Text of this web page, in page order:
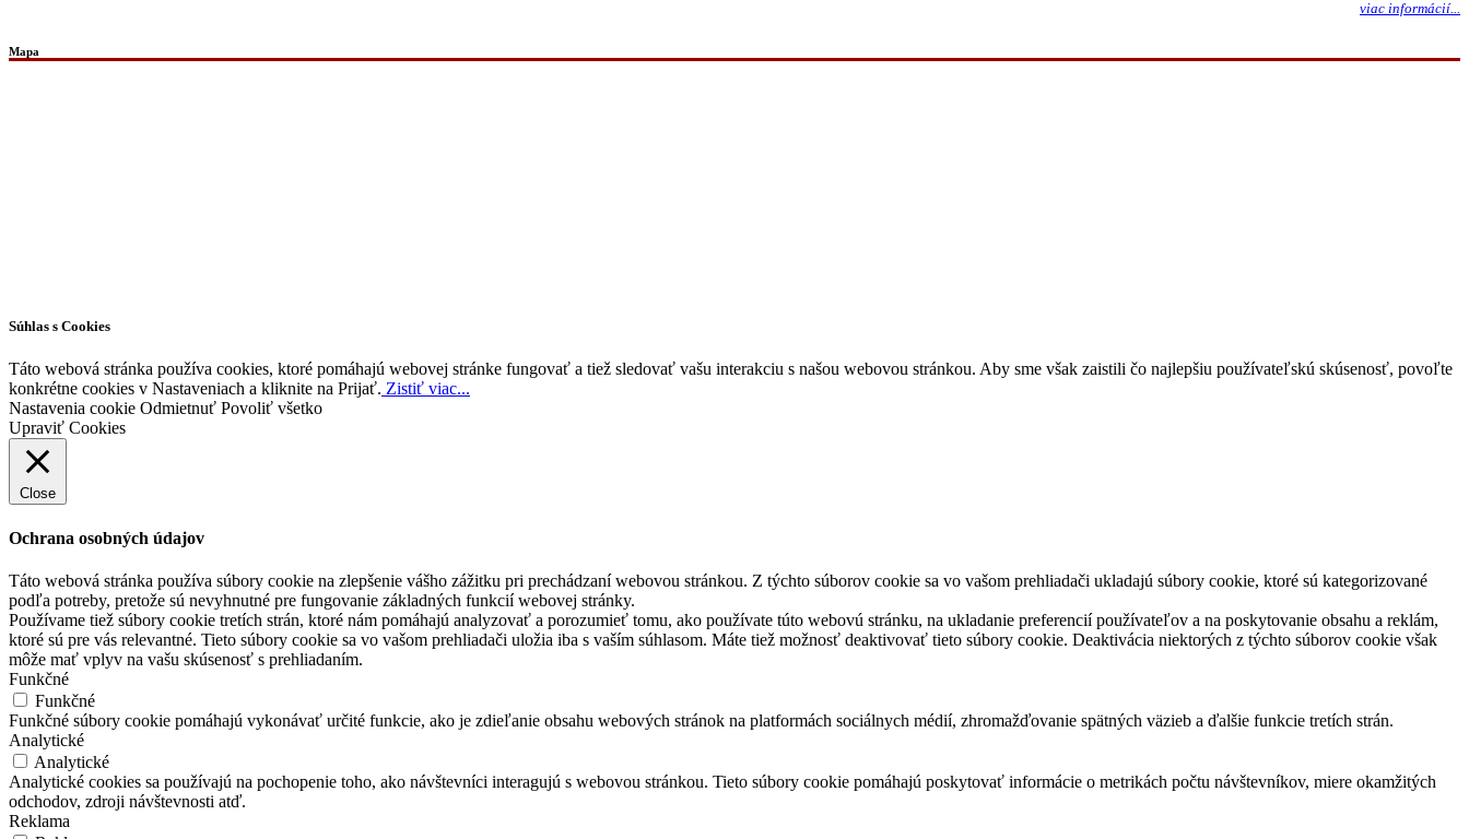
viac informácií...
Mapa
Súhlas s Cookies
Táto webová stránka používa cookies, ktoré pomáhajú webovej stránke fungovať a tiež sledovať vašu interakciu s našou webovou stránkou. Aby sme však zaistili čo najlepšiu používateľskú skúsenosť, povoľte
konkrétne cookies v Nastaveniach a kliknite na Prijať. Zistiť viac...
Nastavenia cookie Odmietnuť Povoliť všetko
Upraviť Cookies
Close
Ochrana osobných údajov
Táto webová stránka používa súbory cookie na zlepšenie vášho zážitku pri prechádzaní webovou stránkou. Z týchto súborov cookie sa vo vašom prehliadači ukladajú súbory cookie, ktoré sú kategorizované
podľa potreby, pretože sú nevyhnutné pre fungovanie základných funkcií webovej stránky.
Používame tiež súbory cookie tretích strán, ktoré nám pomáhajú analyzovať a porozumieť tomu, ako používate túto webovú stránku, na ukladanie preferencií používateľov a na poskytovanie obsahu a reklám,
ktoré sú pre vás relevantné. Tieto súbory cookie sa vo vašom prehliadači uložia iba s vaším súhlasom. Máte tiež možnosť deaktivovať tieto súbory cookie. Deaktivácia niektorých z týchto súborov cookie však
môže mať vplyv na vašu skúsenosť s prehliadaním.
Funkčné
Funkčné
Funkčné súbory cookie pomáhajú vykonávať určité funkcie, ako je zdieľanie obsahu webových stránok na platformách sociálnych médií, zhromažďovanie spätných väzieb a ďalšie funkcie tretích strán.
Analytické
Analytické
Analytické cookies sa používajú na pochopenie toho, ako návštevníci interagujú s webovou stránkou. Tieto súbory cookie pomáhajú poskytovať informácie o metrikách počtu návštevníkov, miere okamžitých
odchodov, zdroji návštevnosti atď.
Reklama